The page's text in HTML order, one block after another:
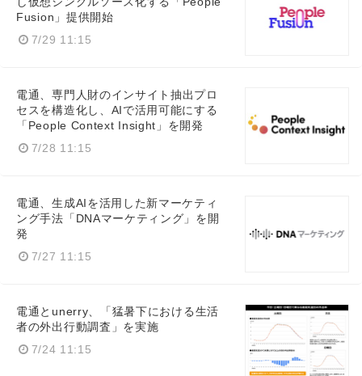
Fusion」提供開始
7/29 11:15
電通、専門人財のインサイト抽出プロ
セスを構造化し、AIで活用可能にする
「People Context Insight」を開発
7/28 11:15
電通、生成AIを活用した新マーケティ
ング手法「DNAマーケティング」を開
発
7/27 11:15
電通とunerry、「猛暑下における生活
者の外出行動調査」を実施
7/24 11:15